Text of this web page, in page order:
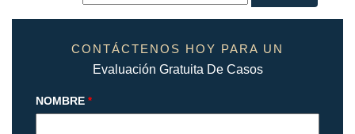
CONTÁCTENOS HOY PARA UN
Evaluación Gratuita De Casos
NOMBRE *